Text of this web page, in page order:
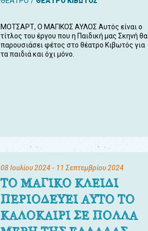
ΜΟΤΣΑΡΤ, Ο ΜΑΓΙΚΟΣ ΑΥΛΟΣ Αυτός είναι ο
τίτλος του έργου που η Παιδική μας Σκηνή θα
παρουσιάσει φέτος στο θέατρο Κιβωτός για
τα παιδιά και όχι μόνο.
08 Ιουλίου 2024- 11 Σεπτεμβρίου 2024
ΤΟ ΜΑΓΙΚΟ ΚΛΕΙΔΙ
ΠΕΡΙΟΔΕΥΕΙ ΑΥΤΟ ΤΟ
ΚΑΛΟΚΑΙΡΙ ΣΕ ΠΟΛΛΑ